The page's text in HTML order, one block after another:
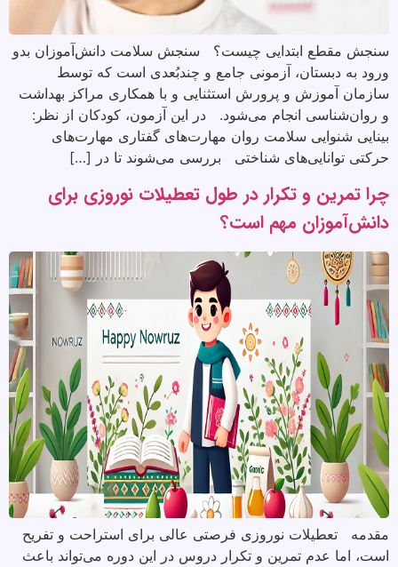
سنجش مقطع ابتدایی چیست؟ سنجش سلامت دانش‌آموزان بدو
ورود به دبستان، آزمونی جامع و چندبُعدی است که توسط
سازمان آموزش و پرورش استثنایی و با همکاری مراکز بهداشت
و روان‌شناسی انجام می‌شود. در این آزمون، کودکان از نظر:
بینایی شنوایی سلامت روان مهارت‌های گفتاری مهارت‌های
حرکتی توانایی‌های شناختی بررسی می‌شوند تا در […]
چرا تمرین و تکرار در طول تعطیلات نوروزی برای
دانش‌آموزان مهم است؟
مقدمه تعطیلات نوروزی فرصتی عالی برای استراحت و تفریح
است، اما عدم تمرین و تکرار دروس در این دوره می‌تواند باعث